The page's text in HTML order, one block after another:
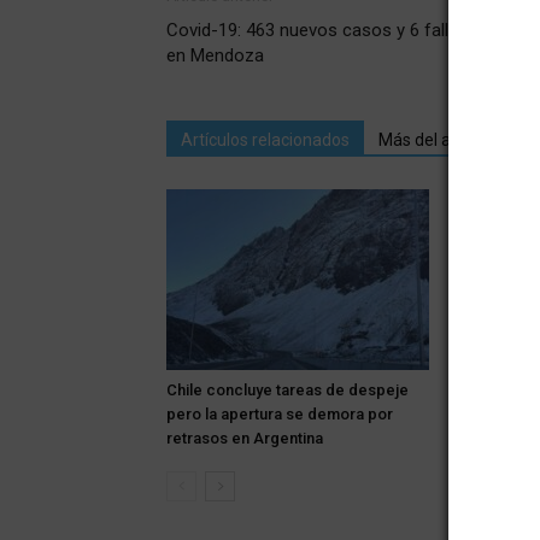
Covid-19: 463 nuevos casos y 6 fallecidos hoy
en Mendoza
Artículos relacionados Más del autor
Chile concluye tareas de despeje
pero la apertura se demora por
retrasos en Argentina